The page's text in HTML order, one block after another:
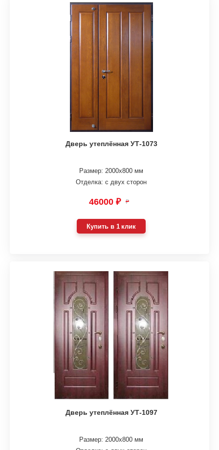
Дверь утеплённая УТ-1073
Размер: 2000х800 мм
Отделка: с двух сторон
46000 ₽ ₽
Купить в 1 клик
Дверь утеплённая УТ-1097
Размер: 2000х800 мм